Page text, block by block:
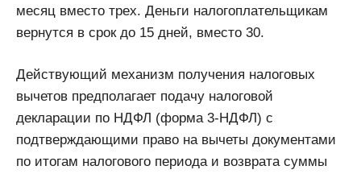
месяц вместо трех. Деньги налогоплательщикам
вернутся в срок до 15 дней, вместо 30.
Действующий механизм получения налоговых
вычетов предполагает подачу налоговой
декларации по НДФЛ (форма 3-НДФЛ) с
подтверждающими право на вычеты документами
по итогам налогового периода и возврата суммы